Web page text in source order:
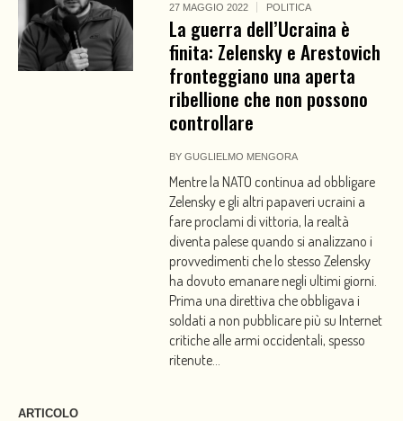
27 MAGGIO 2022 POLITICA
La guerra dell’Ucraina è
finita: Zelensky e Arestovich
fronteggiano una aperta
ribellione che non possono
controllare
BYGUGLIELMO MENGORA
Mentre la NATO continua ad obbligare
Zelensky e gli altri papaveri ucraini a
fare proclami di vittoria, la realtà
diventa palese quando si analizzano i
provvedimenti che lo stesso Zelensky
ha dovuto emanare negli ultimi giorni.
Prima una direttiva che obbligava i
soldati a non pubblicare più su Internet
critiche alle armi occidentali, spesso
ritenute...
ARTICOLO